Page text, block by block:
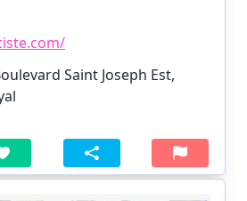
Saint Joseph Est,